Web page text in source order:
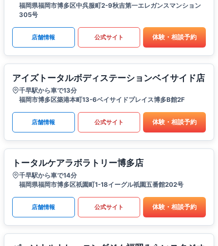
福岡県福岡市博多区中呉服町2-9秋吉第一エレガンスマンション
305号
店舗情報 公式サイト 体験・相談予約
アイズトータルボディステーションベイサイド店
千早駅から車で13分
福岡市博多区築港本町13-6ベイサイドプレイス博多B館2F
店舗情報 公式サイト 体験・相談予約
トータルケアラボラトリー博多店
千早駅から車で14分
福岡県福岡市博多区祇園町1-18イーグル祇園五番館202号
店舗情報 公式サイト 体験・相談予約